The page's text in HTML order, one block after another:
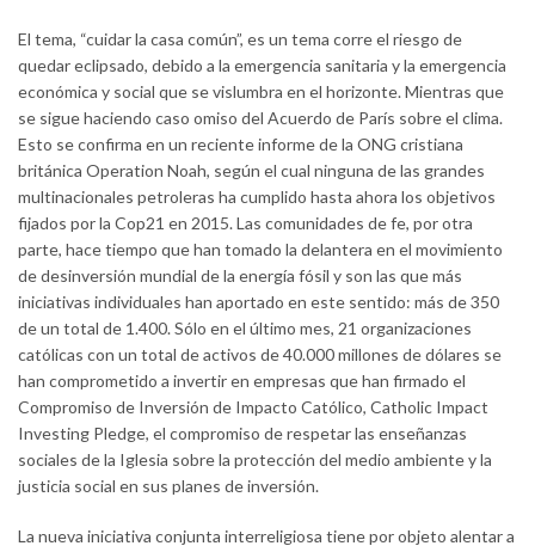
El tema, “cuidar la casa común”, es un tema corre el riesgo de
quedar eclipsado, debido a la emergencia sanitaria y la emergencia
económica y social que se vislumbra en el horizonte. Mientras que
se sigue haciendo caso omiso del Acuerdo de París sobre el clima.
Esto se confirma en un reciente informe de la ONG cristiana
británica Operation Noah, según el cual ninguna de las grandes
multinacionales petroleras ha cumplido hasta ahora los objetivos
fijados por la Cop21 en 2015. Las comunidades de fe, por otra
parte, hace tiempo que han tomado la delantera en el movimiento
de desinversión mundial de la energía fósil y son las que más
iniciativas individuales han aportado en este sentido: más de 350
de un total de 1.400. Sólo en el último mes, 21 organizaciones
católicas con un total de activos de 40.000 millones de dólares se
han comprometido a invertir en empresas que han firmado el
Compromiso de Inversión de Impacto Católico, Catholic Impact
Investing Pledge, el compromiso de respetar las enseñanzas
sociales de la Iglesia sobre la protección del medio ambiente y la
justicia social en sus planes de inversión.
La nueva iniciativa conjunta interreligiosa tiene por objeto alentar a